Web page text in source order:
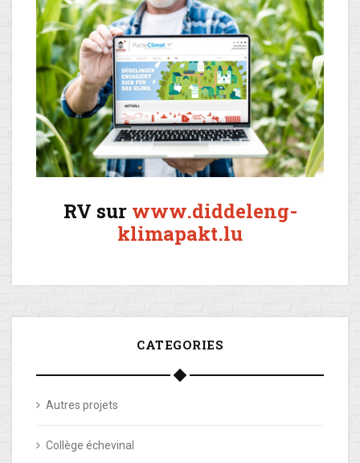
RV sur www.diddeleng-
klimapakt.lu
CATEGORIES
Autres projets
Collège échevinal